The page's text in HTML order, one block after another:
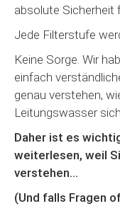
absolute Sicherheit
Jede Filterstufe
Keine Sorge. Wir
einfach
genau verstehen,
Leitungswasser
Daher ist es
weiterlesen, weil
verstehen…
(Und falls Fragen